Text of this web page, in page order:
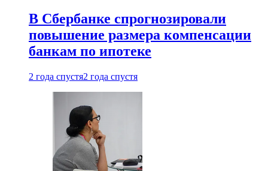
В Сбербанке спрогнозировали
повышение размера компенсации
банкам по ипотеке
2 года спустя2 года спустя